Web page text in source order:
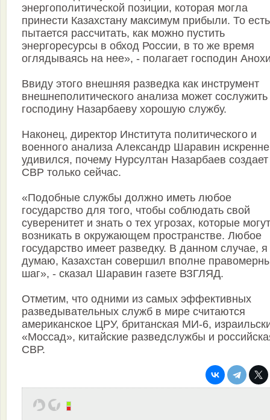
энергополитической позиции, которая могла
принести Казахстану максимум прибыли. То
пытается рассчитать, как можно пустить
энергоресурсы в обход России, в то же время
оглядываясь на нее», - полагает господин
Ввиду этого внешняя разведка как инструмент
внешнеполитического анализа может сослужить
господину Назарбаеву хорошую службу.
Наконец, директор Института политического и
военного анализа Александр Шаравин искренне
удивился, почему Нурсултан Назарбаев создает
СВР только сейчас.
«Подобные службы должно иметь любое
государство для того, чтобы соблюдать свой
суверенитет и знать о тех угрозах, которые могут
возникать в окружающем пространстве. Любое
государство имеет разведку. В данном случае, я
думаю, Казахстан совершил вполне
шаг», - сказал Шаравин газете ВЗГЛЯД.
Отметим, что одними из самых эффективных
разведывательных служб в мире считаются
американское ЦРУ, британская МИ-6,
«Моссад», китайские разведслужбы и
СВР.